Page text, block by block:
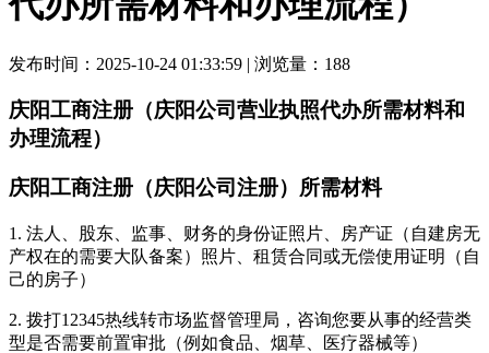
发布时间：2025-10-24 01:33:59 | 浏览量：188
庆阳工商注册（庆阳公司营业执照代办所需材料和
办理流程）
庆阳工商注册（庆阳公司注册）所需材料
1. 法人、股东、监事、财务的身份证照片、房产证（自建房无
产权在的需要大队备案）照片、租赁合同或无偿使用证明（自
己的房子）
2. 拨打12345热线转市场监督管理局，咨询您要从事的经营类
型是否需要前置审批（例如食品、烟草、医疗器械等）